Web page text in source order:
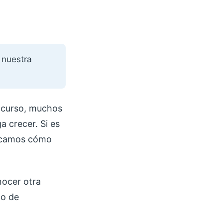
muchos
crecer. Si es
cómo
otra
de